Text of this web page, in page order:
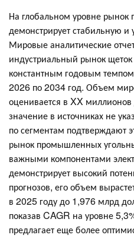
На глобальном уровне
демонстрирует стабильную
Мировые аналитические
индустриальный рынок
константным годовым
2026 по 2034 год. Объем
оценивается в XX миллионов
значение в источниках не
по сегментам подтверждают
рынок промышленных
важными компонентами
демонстрирует высокий
прогнозов, его объем
в 2025 году до 1,976 млрд
показав CAGR на уровне
предлагает еще более